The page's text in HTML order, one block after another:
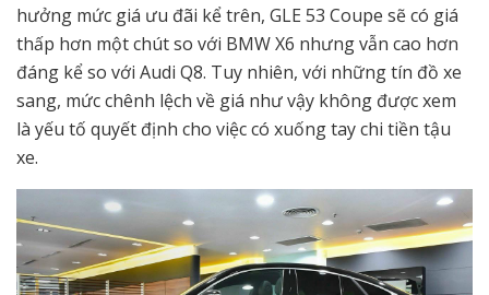
hưởng mức giá ưu đãi kể trên, GLE 53 Coupe sẽ có giá
thấp hơn một chút so với BMW X6 nhưng vẫn cao hơn
đáng kể so với Audi Q8. Tuy nhiên, với những tín đồ xe
sang, mức chênh lệch về giá như vậy không được xem
là yếu tố quyết định cho việc có xuống tay chi tiền tậu
xe.